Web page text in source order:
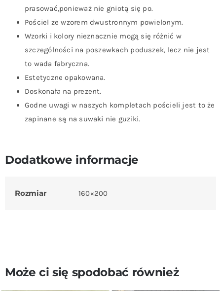
prasować,ponieważ nie gniotą się po.
Pościel ze wzorem dwustronnym powielonym.
Wzorki i kolory nieznacznie mogą się różnić w
szczególności na poszewkach poduszek, lecz nie jest
to wada fabryczna.
Estetyczne opakowana.
Doskonała na prezent.
Godne uwagi w naszych kompletach pościeli jest to że
zapinane są na suwaki nie guziki.
Dodatkowe informacje
Rozmiar 160×200
Może ci się spodobać również